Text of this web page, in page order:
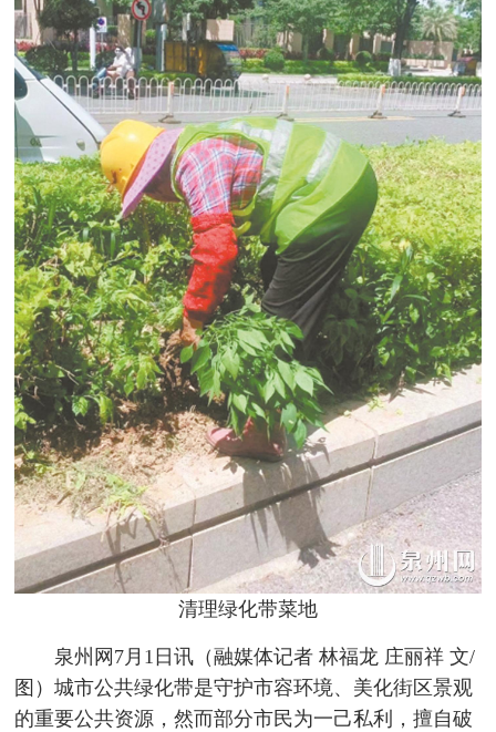
清理绿化带菜地
泉州网7月1日讯（融媒体记者 林福龙 庄丽祥 文/
图）城市公共绿化带是守护市容环境、美化街区景观
的重要公共资源，然而部分市民为一己私利，擅自破